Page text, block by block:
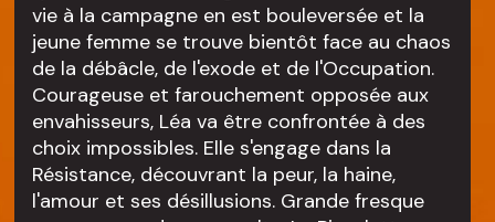
vie à la campagne en est bouleversée et la
jeune femme se trouve bientôt face au chaos
de la débâcle, de l'exode et de l'Occupation.
Courageuse et farouchement opposée aux
envahisseurs, Léa va être confrontée à des
choix impossibles. Elle s'engage dans la
Résistance, découvrant la peur, la haine,
l'amour et ses désillusions. Grande fresque